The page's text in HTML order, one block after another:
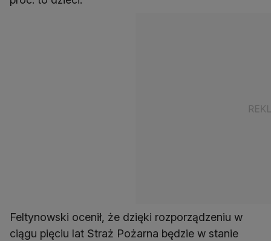
Feltynowski ocenił, że dzięki rozporządzeniu w
ciągu pięciu lat Straż Pożarna będzie w stanie